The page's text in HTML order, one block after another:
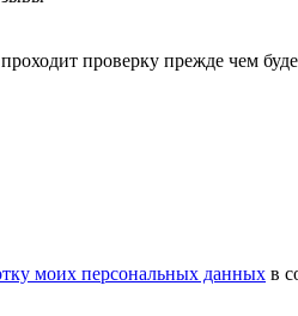
проверку прежде чем
моих персональных данных в